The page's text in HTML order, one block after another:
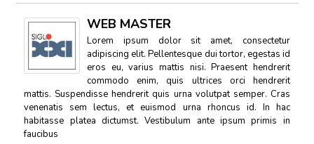
WEB MASTER
Lorem ipsum dolor sit amet, consectetur
adipiscing elit. Pellentesque dui tortor, egestas id
eros eu, varius mattis nisi. Praesent hendrerit
commodo enim, quis ultrices orci hendrerit
mattis. Suspendisse hendrerit quis urna volutpat semper. Cras
venenatis sem lectus, et euismod urna rhoncus id. In hac
habitasse platea dictumst. Vestibulum ante ipsum primis in
faucibus